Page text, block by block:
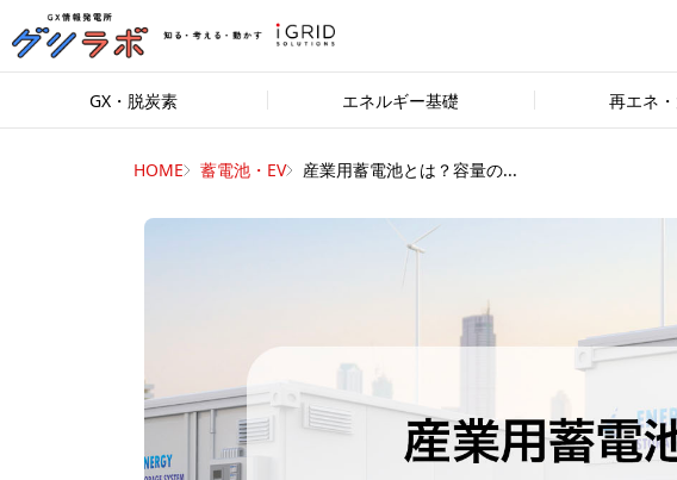
GX・脱炭素 エネルギー基礎 再エネ
HOME 蓄電池・EV 産業用蓄電池とは？容量の...